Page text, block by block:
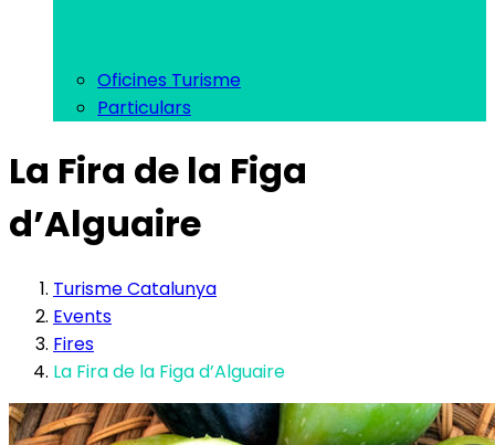
Oficines Turisme
Particulars
La Fira de la Figa
d’Alguaire
Turisme Catalunya
Events
Fires
La Fira de la Figa d’Alguaire